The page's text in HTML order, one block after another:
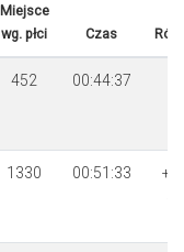
Miejsce
wg. płci
Czas
452 00:44:37
1330 00:51:33
+